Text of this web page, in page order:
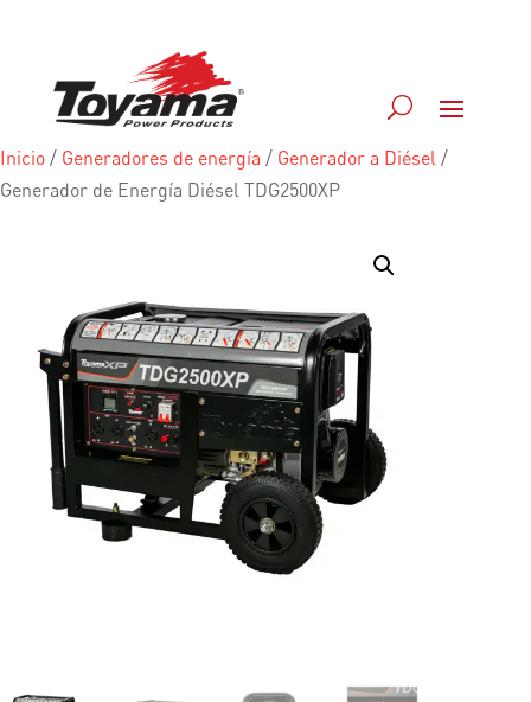
Inicio / Generadores de energía / Generador a Diésel /
Generador de Energía Diésel TDG2500XP